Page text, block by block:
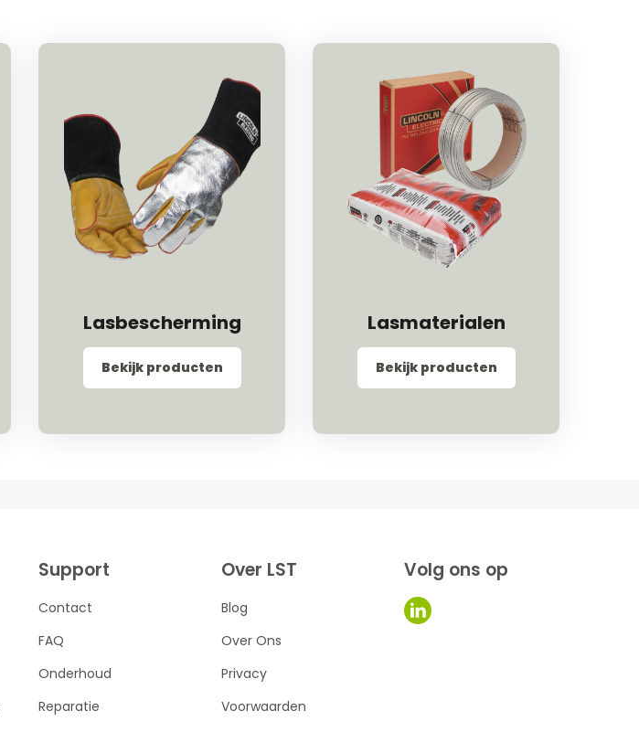
Lasbescherming
Bekijk producten
Lasmaterialen
Bekijk producten
Support
Contact
FAQ
Onderhoud
Reparatie
Over LST
Blog
Over Ons
Privacy
Voorwaarden
Volg ons op